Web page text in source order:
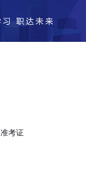
准考证